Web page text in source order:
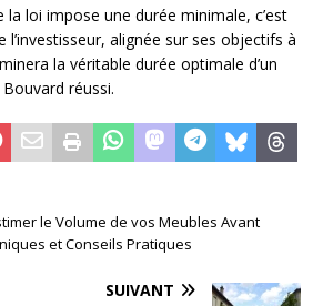
la loi impose une durée minimale, c’est
l’investisseur, alignée sur ses objectifs à
la véritable durée optimale d’un
réussi.
le Volume de vos Meubles Avant
et Conseils Pratiques
SUIVANT